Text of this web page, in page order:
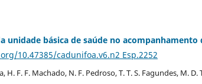
unidade básica de saúde no
10.47385/cadunifoa.v6.n2 Esp.2252
H. F. F. Machado, N. F. Pedroso, T. T. S. Fagundes, M. D.